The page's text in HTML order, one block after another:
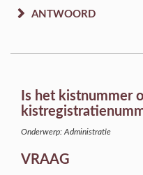
ANTWOORD
Is het kistnummer
Onderwerp: Administratie
VRAAG